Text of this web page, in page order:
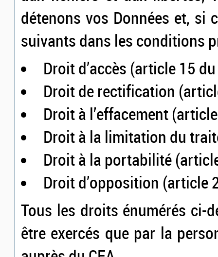
détenons vos Données et, si
suivants dans les conditions
Droit d’accès (article 15 du
Droit de rectification
Droit à l’effacement
Droit à la limitation du
Droit à la portabilité
Droit d’opposition (article
Tous les droits énumérés ci-
être exercés que par la